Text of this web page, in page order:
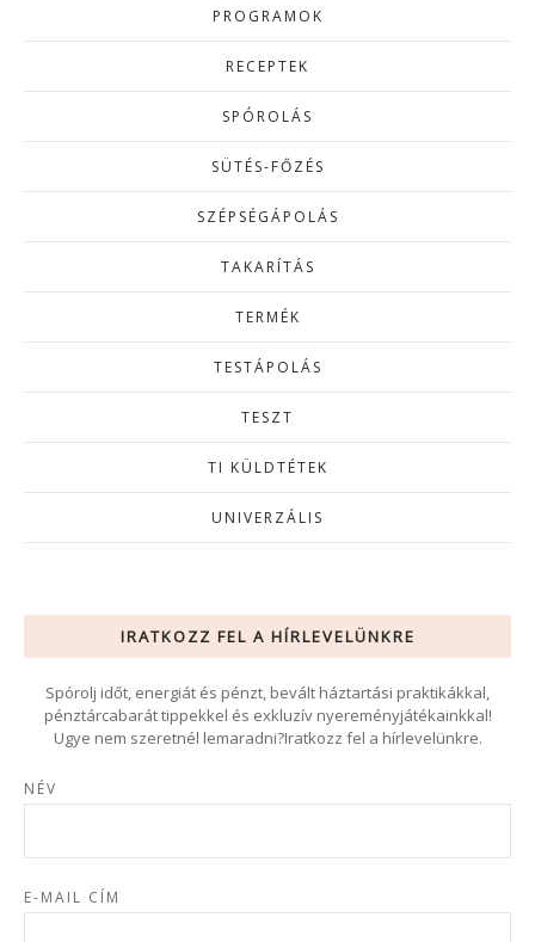
PROGRAMOK
RECEPTEK
SPÓROLÁS
SÜTÉS-FŐZÉS
SZÉPSÉGÁPOLÁS
TAKARÍTÁS
TERMÉK
TESTÁPOLÁS
TESZT
TI KÜLDTÉTEK
UNIVERZÁLIS
IRATKOZZ FEL A HÍRLEVELÜNKRE
Spórolj időt, energiát és pénzt, bevált háztartási praktikákkal,
pénztárcabarát tippekkel és exkluzív nyereményjátékainkkal!
Ugye nem szeretnél lemaradni?Iratkozz fel a hírlevelünkre.
NÉV
E-MAIL CÍM